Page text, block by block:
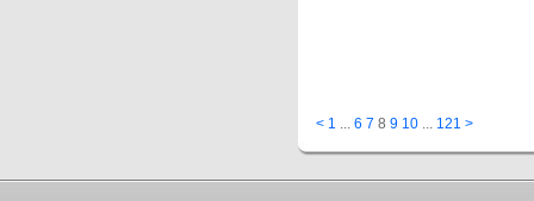
< 1 ... 6 7 8 9 10 ... 121 >